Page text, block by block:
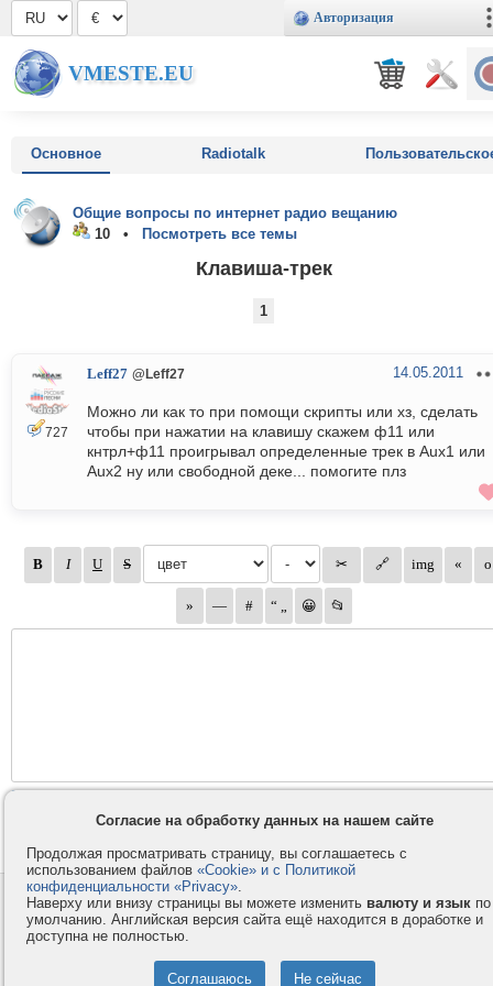
Авторизация
VMESTE.EU
Основное Radiotalk
Общие вопросы по интернет радио вещанию
10 •
Посмотреть все темы
Клавиша-трек
1
727
Leff27 @Leff27 14.05.2011
Можно ли как то при помощи скрипты или хз, сделать
чтобы при нажатии на клавишу скажем ф11 или
кнтрл+ф11 проигрывал определенные трек в Aux1 или
Aux2 ну или свободной деке... помогите плз
Контакты
Компания
Privacy и Cookie
Правила и условия
Форумы
Согласие на обработку данных на нашем сайте
Продолжая просматривать страницу, вы соглашаетесь с
использованием файлов «Cookie» и с Политикой
конфиденциальности «Privacy».
Наверху или внизу страницы вы можете изменить валюту и язык по
умолчанию. Английская версия сайта ещё находится в доработке и
доступна не полностью.